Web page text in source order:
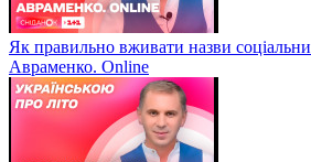
Як правильно вживати назви
Авраменко. Online